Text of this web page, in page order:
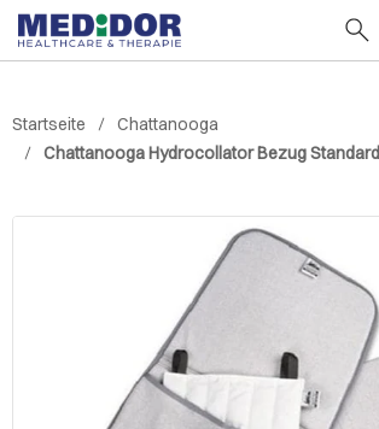
Startseite
Chattanooga
Chattanooga Hydrocollator Bezug Standard